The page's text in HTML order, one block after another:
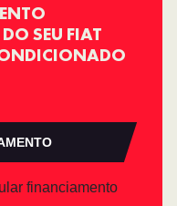
SEU FIAT